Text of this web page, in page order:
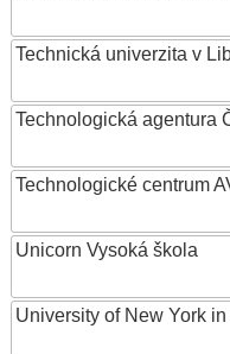
Technická univerzita v
Technologická agentura
Technologické centrum
Unicorn Vysoká škola
University of New York